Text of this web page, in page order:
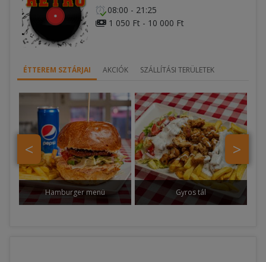
08:00 - 21:25
1 050 Ft - 10 000 Ft
ÉTTEREM SZTÁRJAI AKCIÓK SZÁLLÍTÁSI TERÜLETEK
>
<
Hamburger menü Gyros tál